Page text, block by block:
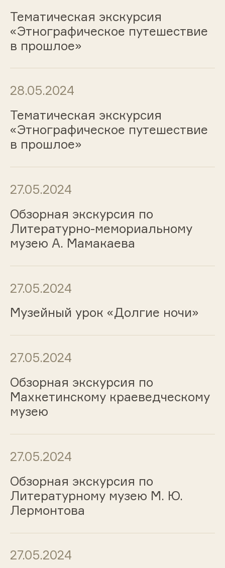
Тематическая экскурсия
«Этнографическое путешествие
в прошлое»
28.05.2024
Тематическая экскурсия
«Этнографическое путешествие
в прошлое»
27.05.2024
Обзорная экскурсия по
Литературно-мемориальному
музею А. Мамакаева
27.05.2024
Музейный урок «Долгие ночи»
27.05.2024
Обзорная экскурсия по
Махкетинскому краеведческому
музею
27.05.2024
Обзорная экскурсия по
Литературному музею М. Ю.
Лермонтова
27.05.2024